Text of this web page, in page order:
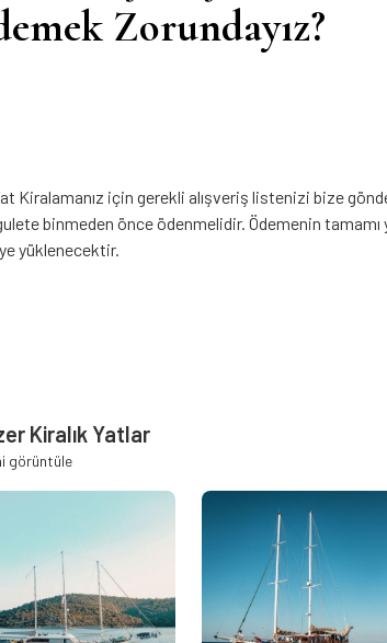
Zorundayız?
Kiralamanız için gerekli alışveriş listenizi bize
binmeden önce ödenmelidir. Ödemenin tamamı
yüklenecektir.
Kiralık Yatlar
görüntüle